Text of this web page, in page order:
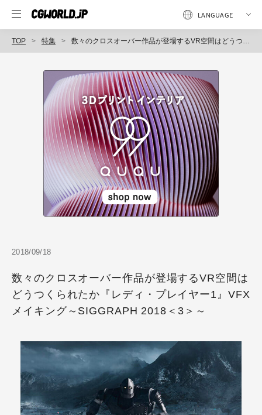
TOP 特集 数々のクロスオーバー作品が登場するVR空間はどうつくられたか『レディ・プレイヤー1』VFXメイキング～SIGGRAPH 2018＜3＞～
2018/09/18
数々のクロスオーバー作品が登場するVR空間は
どうつくられたか『レディ・プレイヤー1』VFX
メイキング～SIGGRAPH 2018＜3＞～